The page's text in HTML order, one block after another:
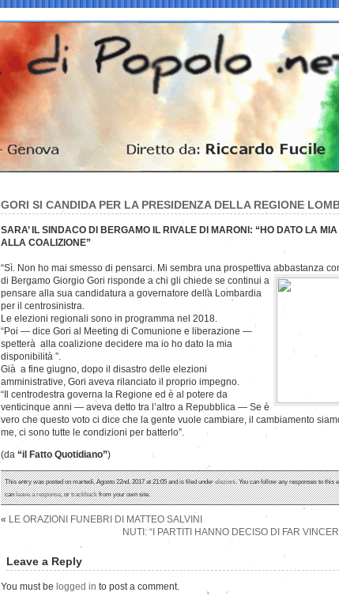
GORI SI CANDIDA PER LA PRESIDENZA DELLA REGIONE
SARA’ IL SINDACO DI BERGAMO IL RIVALE DI MARONI: “HO DATO LA MIA
ALLA COALIZIONE”
“Sì. Non ho mai smesso di pensarci. Mi sembra una prospettiva abbastanza
di Bergamo Giorgio Gori risponde a chi gli chiede se continui a
pensare alla sua candidatura a governatore della Lombardia
per il centrosinistra.
Le elezioni regionali sono in programma nel 2018.
“Poi — dice Gori al Meeting di Comunione e liberazione —
spetterà alla coalizione decidere ma io ho dato la mia
disponibilità ”.
Già a fine giugno, dopo il disastro delle elezioni
amministrative, Gori aveva rilanciato il proprio impegno.
“Il centrodestra governa la Regione ed è al potere da
venticinque anni — aveva detto tra l’altro a Repubblica — Se è
vero che questo voto ci dice che la gente vuole cambiare, il cambiamento
me, ci sono tutte le condizioni per batterlo”.
(da “il Fatto Quotidiano”)
This entry was posted on martedì, Agosto 22nd, 2017 at 21:05 and is filed underelezioni. You can follow any responses to this
canleave a response, ortrackbackfrom your own site.
« LE ORAZIONI FUNEBRI DI MATTEO SALVINI
NUTI: “I PARTITI HANNO DECISO DI FAR
Leave a Reply
You must be logged in to post a comment.